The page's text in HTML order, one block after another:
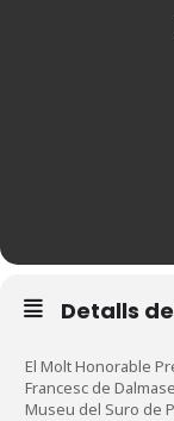
Detalls
El Molt Honorable
Francesc de
Museu del Suro de